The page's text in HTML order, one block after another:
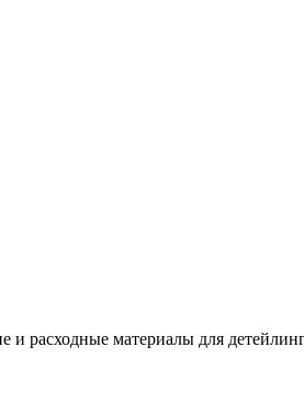
и расходные материалы для